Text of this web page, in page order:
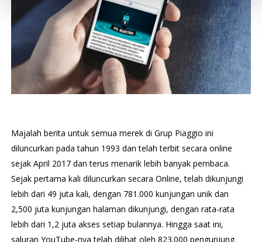
Majalah berita untuk semua merek di Grup Piaggio ini
diluncurkan pada tahun 1993 dan telah terbit secara online
sejak April 2017 dan terus menarik lebih banyak pembaca.
Sejak pertama kali diluncurkan secara Online, telah dikunjungi
lebih dari 49 juta kali, dengan 781.000 kunjungan unik dan
2,500 juta kunjungan halaman dikunjungi, dengan rata-rata
lebih dari 1,2 juta akses setiap bulannya. Hingga saat ini,
saluran YouTube-nya telah dilihat oleh 823.000 pengunjung.